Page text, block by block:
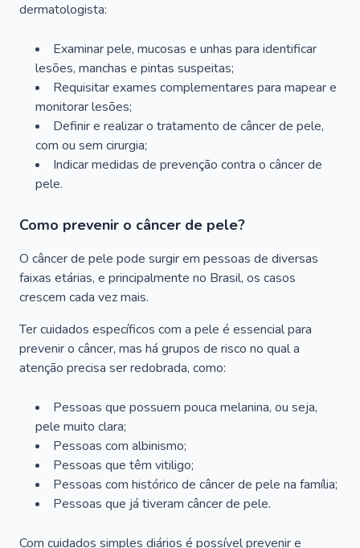
dermatologista:
Examinar pele, mucosas e unhas para identificar
lesões, manchas e pintas suspeitas;
Requisitar exames complementares para mapear e
monitorar lesões;
Definir e realizar o tratamento de câncer de pele,
com ou sem cirurgia;
Indicar medidas de prevenção contra o câncer de
pele.
Como prevenir o câncer de pele?
O câncer de pele pode surgir em pessoas de diversas
faixas etárias, e principalmente no Brasil, os casos
crescem cada vez mais.
Ter cuidados específicos com a pele é essencial para
prevenir o câncer, mas há grupos de risco no qual a
atenção precisa ser redobrada, como:
Pessoas que possuem pouca melanina, ou seja,
pele muito clara;
Pessoas com albinismo;
Pessoas que têm vitiligo;
Pessoas com histórico de câncer de pele na família;
Pessoas que já tiveram câncer de pele.
Com cuidados simples diários é possível prevenir e